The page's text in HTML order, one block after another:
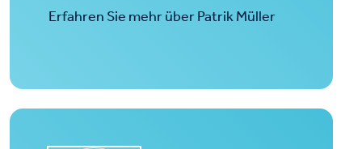
Erfahren Sie mehr über Patrik Müller